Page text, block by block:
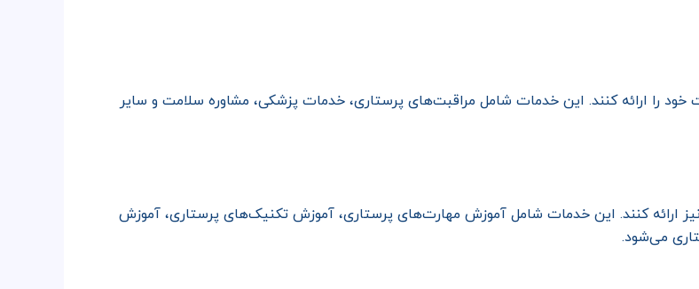
خود را ارائه کنند. این خدمات شامل مراقبت‌های پرستاری، خدمات پزشکی، مشاوره سلامت و سایر
ارائه کنند. این خدمات شامل آموزش مهارت‌های پرستاری، آموزش تکنیک‌های پرستاری، آموزش
می‌شود.